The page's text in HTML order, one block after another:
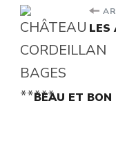
d'article
LES
BEAU ET